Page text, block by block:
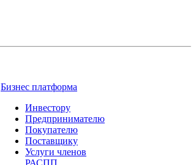
Бизнес платформа
Инвестору
Предпринимателю
Покупателю
Поставщику
Услуги членов
РАСПП